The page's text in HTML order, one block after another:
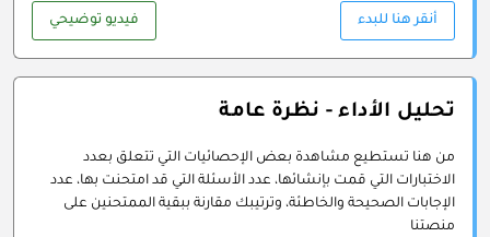
أنقر هنا للبدء فيديو توضيحي
تحليل الأداء - نظرة عامة
من هنا تستطيع مشاهدة بعض الإحصائيات التي تتعلق بعدد
الاختبارات التي قمت بإنشائها، عدد الأسئلة التي قد امتحنت بها، عدد
الإجابات الصحيحة والخاطئة، وترتيبك مقارنة ببقية الممتحنين على
منصتنا